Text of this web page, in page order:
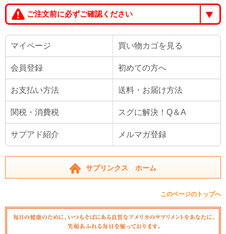
ご注文前に必ずご確認ください
マイページ 買い物カゴを見る
会員登録 初めての方へ
お支払い方法 送料・お届け方法
関税・消費税 スグに解決！Q＆A
サプアド紹介 メルマガ登録
サプリンクス ホーム
このページのトップへ